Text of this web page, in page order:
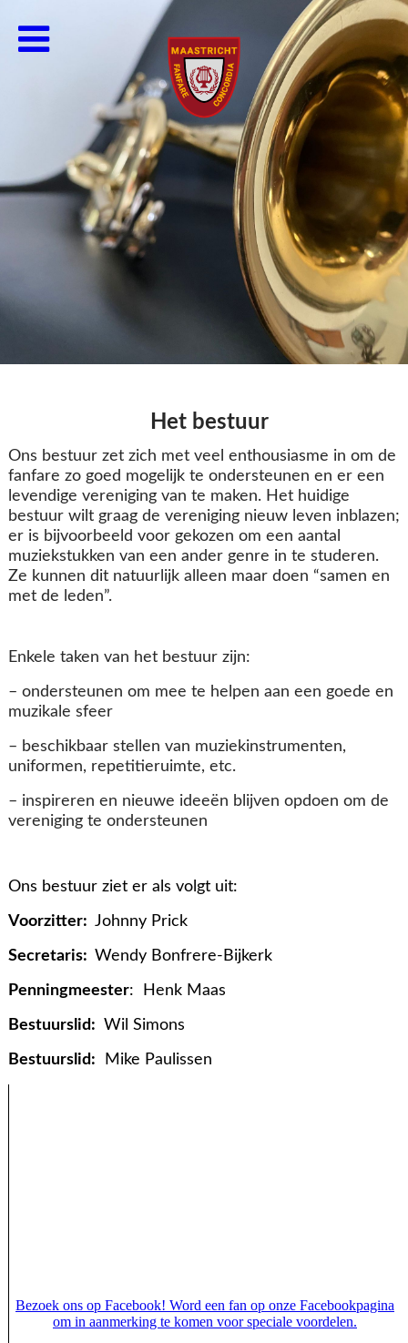
Het bestuur
Ons bestuur zet zich met veel enthousiasme in om de
fanfare zo goed mogelijk te ondersteunen en er een
levendige vereniging van te maken. Het huidige
bestuur wilt graag de vereniging nieuw leven inblazen;
er is bijvoorbeeld voor gekozen om een aantal
muziekstukken van een ander genre in te studeren.
Ze kunnen dit natuurlijk alleen maar doen “samen en
met de leden”.
Enkele taken van het bestuur zijn:
– ondersteunen om mee te helpen aan een goede en
muzikale sfeer
– beschikbaar stellen van muziekinstrumenten,
uniformen, repetitieruimte, etc.
– inspireren en nieuwe ideeën blijven opdoen om de
vereniging te ondersteunen
Ons bestuur ziet er als volgt uit:
Voorzitter: Johnny Prick
Secretaris: Wendy Bonfrere-Bijkerk
Penningmeester: Henk Maas
Bestuurslid: Wil Simons
Bestuurslid: Mike Paulissen
Bezoek ons op Facebook! Word een fan op onze Facebookpagina
om in aanmerking te komen voor speciale voordelen.